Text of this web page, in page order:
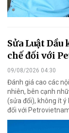
Sửa Luật
chế đối với
09/08/2026 04:30
Đánh giá cao các
nhiên, bên cạnh
(sửa đổi), không ít ý
đối với